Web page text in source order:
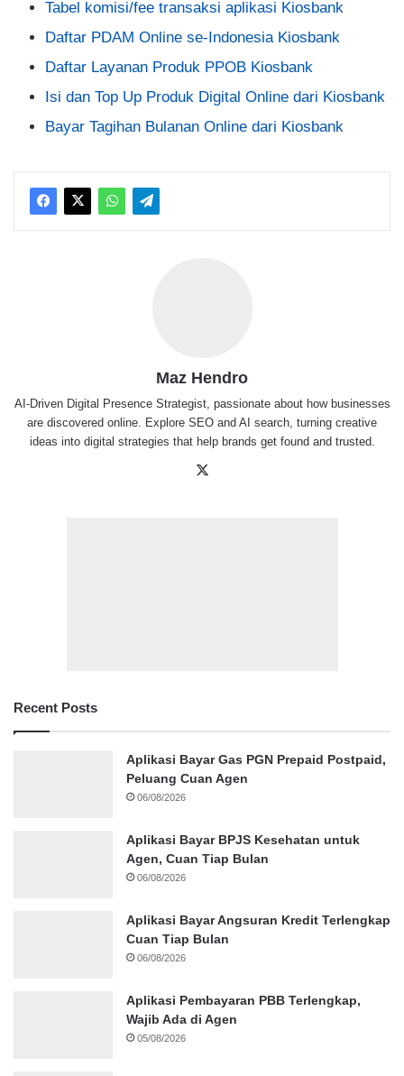
Tabel komisi/fee transaksi aplikasi Kiosbank
Daftar PDAM Online se-Indonesia Kiosbank
Daftar Layanan Produk PPOB Kiosbank
Isi dan Top Up Produk Digital Online dari Kiosbank
Bayar Tagihan Bulanan Online dari Kiosbank
Maz Hendro
AI-Driven Digital Presence Strategist, passionate about how businesses
are discovered online. Explore SEO and AI search, turning creative
ideas into digital strategies that help brands get found and trusted.
Recent Posts
Aplikasi Bayar Gas PGN Prepaid Postpaid,
Peluang Cuan Agen
06/08/2026
Aplikasi Bayar BPJS Kesehatan untuk
Agen, Cuan Tiap Bulan
06/08/2026
Aplikasi Bayar Angsuran Kredit Terlengkap
Cuan Tiap Bulan
06/08/2026
Aplikasi Pembayaran PBB Terlengkap,
Wajib Ada di Agen
05/08/2026